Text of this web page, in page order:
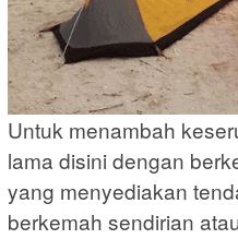
Untuk menambah
lama disini dengan
yang menyediakan
berkemah sendirian